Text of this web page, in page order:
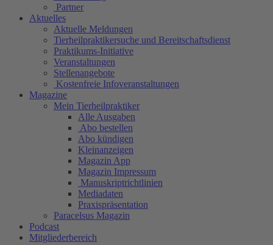
Partner
Aktuelles
Aktuelle Meldungen
Tierheilpraktikersuche und Bereitschaftsdienst
Praktikums-Initiative
Veranstaltungen
Stellenangebote
Kostenfreie Infoveranstaltungen
Magazine
Mein Tierheilpraktiker
Alle Ausgaben
Abo bestellen
Abo kündigen
Kleinanzeigen
Magazin App
Magazin Impressum
Manuskriptrichtlinien
Mediadaten
Praxispräsentation
Paracelsus Magazin
Podcast
Mitgliederbereich